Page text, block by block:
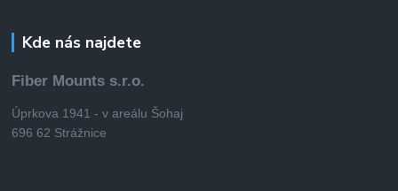
Kde nás najdete
Fiber Mounts s.r.o.
Úprkova 1941 - v areálu Šohaj
696 62 Strážnice